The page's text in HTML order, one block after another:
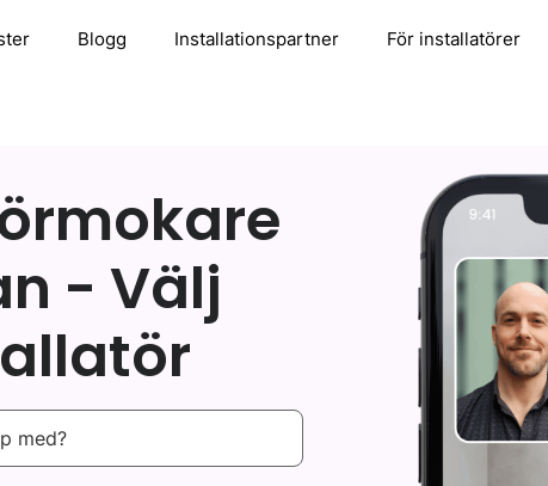
Blogg Installationspartner För installatörer
- Välj